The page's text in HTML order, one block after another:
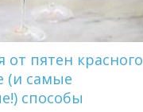
от пятен красного
(и самые
способы